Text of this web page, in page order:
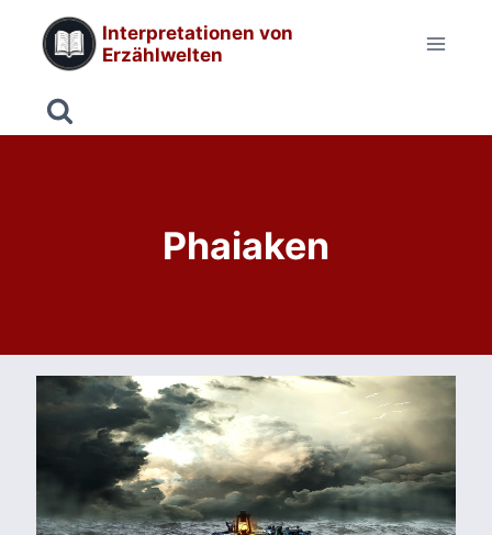
Inhalt
springen
Interpretationen von
Erzählwelten
Phaiaken